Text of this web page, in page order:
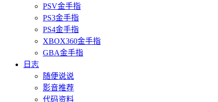
PSV金手指
PS3金手指
PS4金手指
XBOX360金手指
GBA金手指
日志
随便说说
影音推荐
代码资料